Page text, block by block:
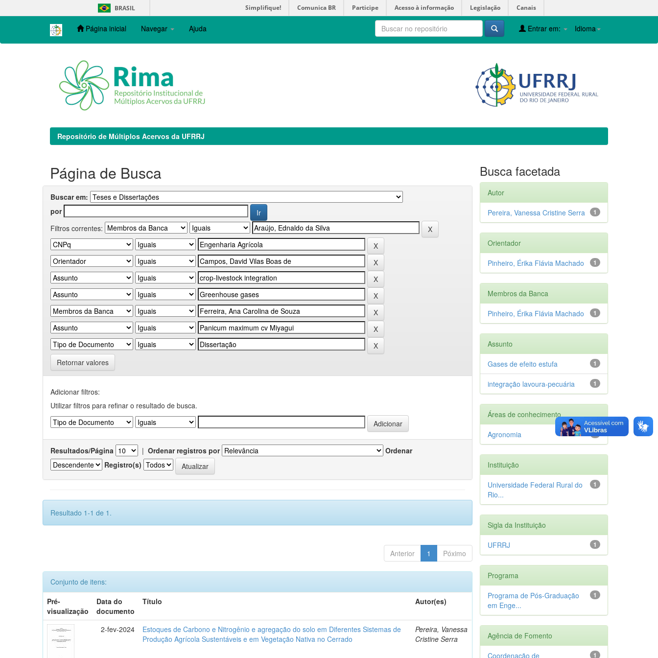
navigation
BRASIL Simplifique! Comunica BR Participe Acesso à informação Legislação Canais
Página inicial Navegar Ajuda Idioma
Entrar em:
Repositório de Múltiplos Acervos da UFRRJ
Página de Busca
Buscar em:
por
Filtros correntes:
Retornar valores
Adicionar filtros:
Utilizar filtros para refinar o resultado de busca.
Resultados/Página | Ordenar registros por
Ordenar
Registro(s)
Resultado 1-1 de 1.
Anterior 1 Póximo
Conjunto de itens:
Pré-
visualização
Data do
documento
Título Autor(es)
2-fev-2024
Estoques de Carbono e Nitrogênio e agregação do solo em Diferentes Sistemas de
Produção Agrícola Sustentáveis e em Vegetação Nativa no Cerrado
Pereira, Vanessa
Cristine Serra
Busca facetada
Autor
1
Pereira, Vanessa Cristine Serra
Orientador
1
Pinheiro, Érika Flávia Machado
Membros da Banca
1
Pinheiro, Érika Flávia Machado
Assunto
1
Gases de efeito estufa
1
integração lavoura-pecuária
Áreas de conhecimento
1
Agronomia
Instituição
1
Universidade Federal Rural do
Rio...
Sigla da Instituição
1
UFRRJ
Programa
1
Programa de Pós-Graduação
em Enge...
Agência de Fomento
1
Coordenação de